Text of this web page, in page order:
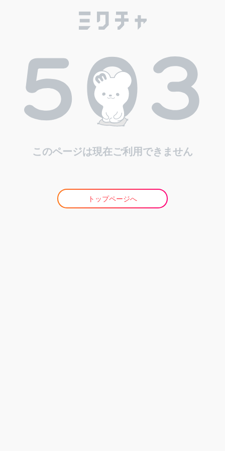
このページは現在ご利用できません